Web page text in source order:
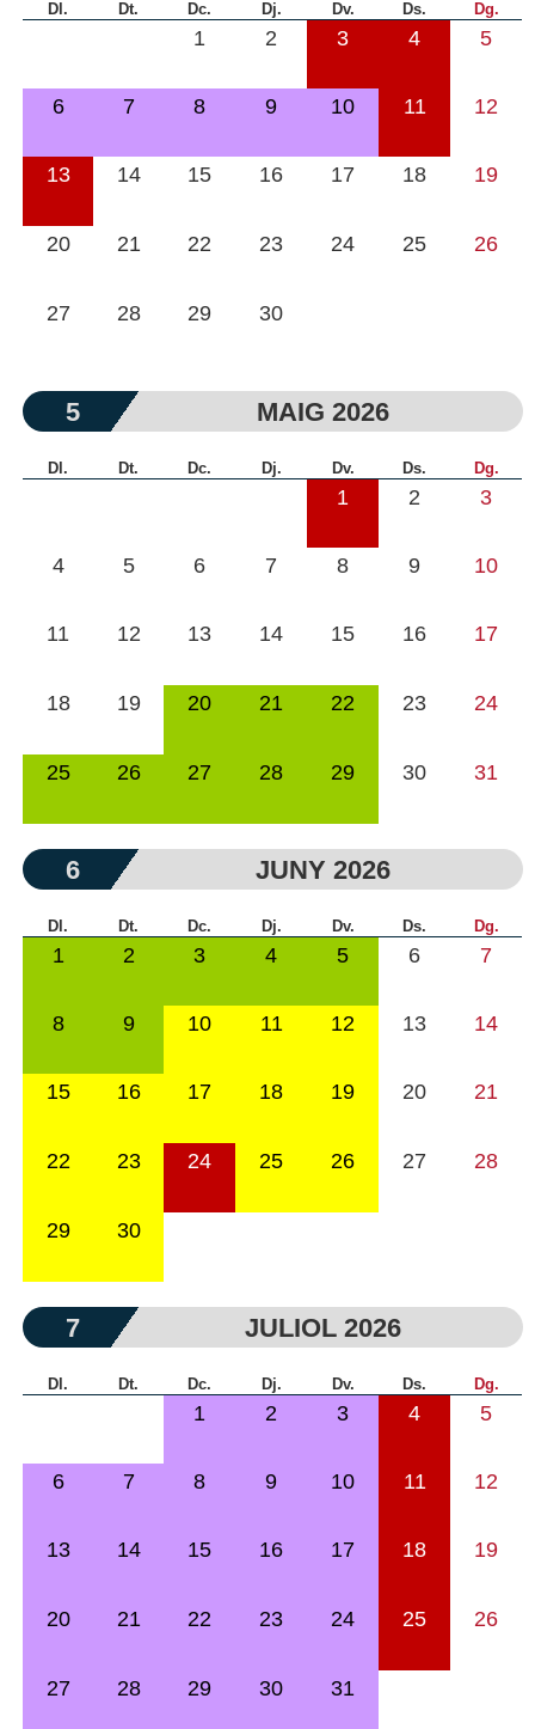
Dl. Dt. Dc. Dj. Dv. Ds. Dg.
1 2 3 4 5
6 7 8 9 10 11 12
13 14 15 16 17 18 19
20 21 22 23 24 25 26
27 28 29 30
5 MAIG 2026
Dl. Dt. Dc. Dj. Dv. Ds. Dg.
1 2 3
4 5 6 7 8 9 10
11 12 13 14 15 16 17
18 19 20 21 22 23 24
25 26 27 28 29 30 31
6 JUNY 2026
Dl. Dt. Dc. Dj. Dv. Ds. Dg.
1 2 3 4 5 6 7
8 9 10 11 12 13 14
15 16 17 18 19 20 21
22 23 24 25 26 27 28
29 30
7 JULIOL 2026
Dl. Dt. Dc. Dj. Dv. Ds. Dg.
1 2 3 4 5
6 7 8 9 10 11 12
13 14 15 16 17 18 19
20 21 22 23 24 25 26
27 28 29 30 31